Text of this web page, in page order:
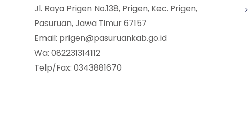
Jl. Raya Prigen No.138, Prigen, Kec. Prigen,
Pasuruan, Jawa Timur 67157
Email: prigen@pasuruankab.go.id
Wa: 082231314112
Telp/Fax: 0343881670